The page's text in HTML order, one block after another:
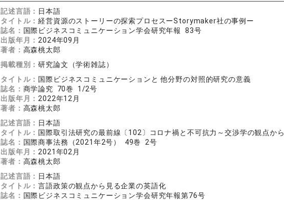
記述言語： 日本語
タイトル：経営資源のストーリーの探索プロセスーStorymaker社の事例ー
誌名： 国際ビジネスコミュニケーション学会研究年報 83号
出版年月： 2024年09月
著者： 高森桃太郎
掲載種別：研究論文（学術雑誌）
タイトル： 国際ビジネスコミュニケーションと 他分野の対照的研究の意義
誌名： 商学論究 70巻 1/2号
出版年月： 2022年12月
著者： 高森桃太郎
記述言語： 日本語
タイトル： 国際取引法研究の最前線〔102〕コロナ禍と不可抗力～交渉学の観点から
誌名： 国際商事法務（2021年2号） 49巻 2号
出版年月： 2021年02月
著者： 高森桃太郎
記述言語： 日本語
タイトル：言語政策の観点から見る企業の英語化
誌名： 国際ビジネスコミュニケーション学会研究年報第76号